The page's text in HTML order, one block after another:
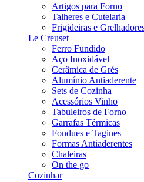
Artigos para Forno
Talheres e Cutelaria
Frigideiras e
Le Creuset
Ferro Fundido
Aço Inoxidável
Cerâmica de Grés
Alumínio Antiaderente
Sets de Cozinha
Acessórios Vinho
Tabuleiros de Forno
Garrafas Térmicas
Fondues e Tagines
Formas Antiaderentes
Chaleiras
On the go
Cozinhar